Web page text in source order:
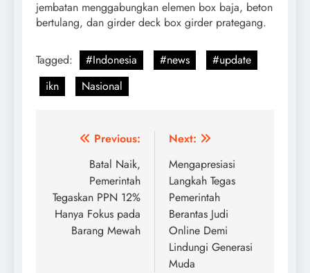
jembatan menggabungkan elemen box baja, beton
bertulang, dan girder deck box girder prategang.
Tagged: #Indonesia #news
#update
ikn
Nasional
Post
navigation
Previous:
Batal Naik,
Pemerintah
Tegaskan PPN 12%
Hanya Fokus pada
Barang Mewah
Next:
Mengapresiasi
Langkah Tegas
Pemerintah
Berantas Judi
Online Demi
Lindungi Generasi
Muda